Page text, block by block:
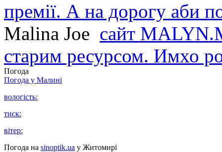
премії. А на дорогу аби
Malina Joe сайт
старим ресурсом. Имхо
Погода
Погода у Малині
вологість:
тиск:
вітер:
Погода на sinoptik.ua у Житомирі